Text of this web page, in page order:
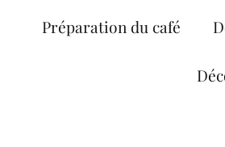
Préparation du café